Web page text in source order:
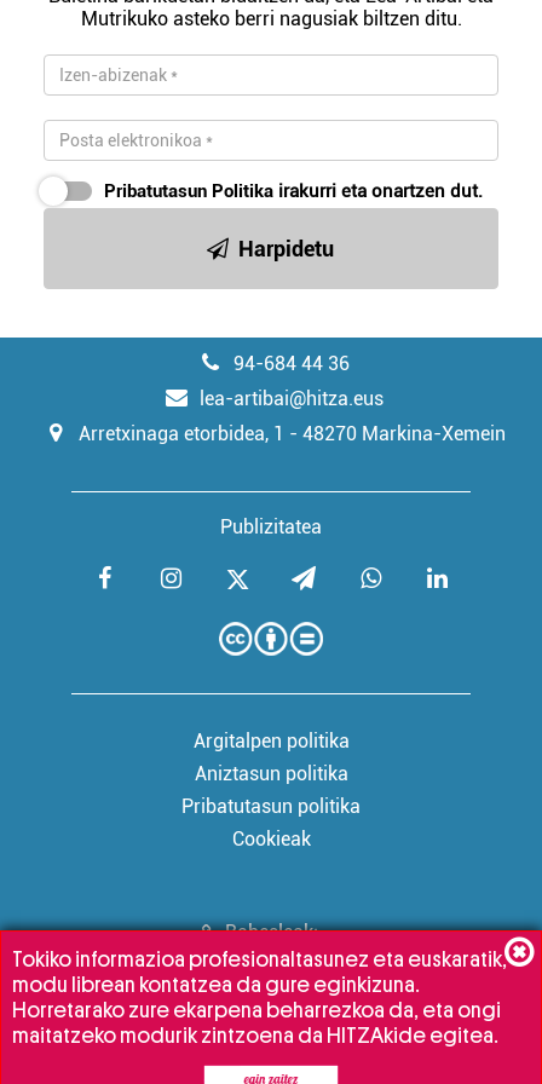
Mutrikuko asteko berri nagusiak biltzen ditu.
Pribatutasun Politika irakurri eta onartzen dut.
Harpidetu
94-684 44 36
lea-artibai@hitza.eus
Arretxinaga etorbidea, 1 - 48270 Markina-Xemein
Publizitatea
Argitalpen politika
Aniztasun politika
Pribatutasun politika
Cookieak
Babesleak:
Tokiko informazioa profesionaltasunez eta euskaratik,
modu librean kontatzea da gure eginkizuna.
Horretarako zure ekarpena beharrezkoa da, eta ongi
maitatzeko modurik zintzoena da HITZAkide egitea.